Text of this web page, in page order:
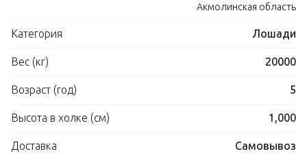
Акмолинская область
Категория Лошади
Вес (кг) 20000
Возраст (год) 5
Высота в холке (см) 1,000
Доставка Самовывоз